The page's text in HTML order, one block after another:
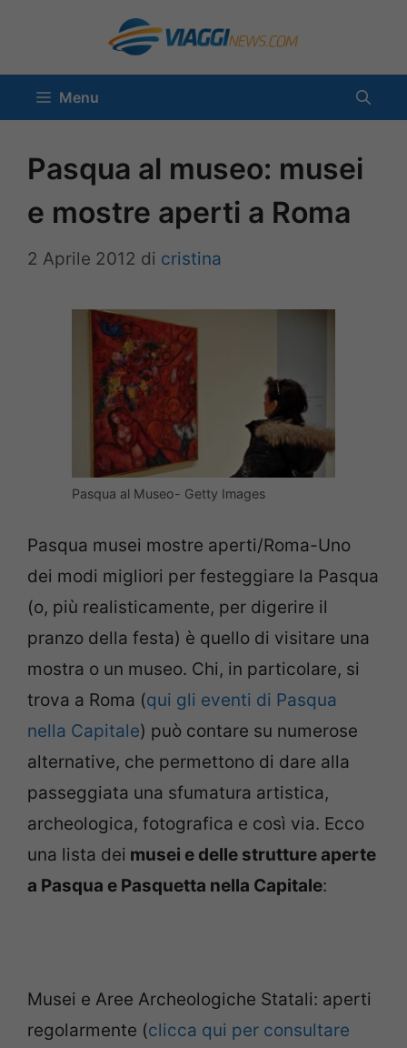
contenuto
Menu
Pasqua al museo: musei
e mostre aperti a Roma
2 Aprile 2012 di cristina
Pasqua al Museo- Getty Images
Pasqua musei mostre aperti/Roma-Uno
dei modi migliori per festeggiare la Pasqua
(o, più realisticamente, per digerire il
pranzo della festa) è quello di visitare una
mostra o un museo. Chi, in particolare, si
trova a Roma (qui gli eventi di Pasqua
nella Capitale) può contare su numerose
alternative, che permettono di dare alla
passeggiata una sfumatura artistica,
archeologica, fotografica e così via. Ecco
una lista dei musei e delle strutture aperte
a Pasqua e Pasquetta nella Capitale:
Musei e Aree Archeologiche Statali: aperti
regolarmente (clicca qui per consultare